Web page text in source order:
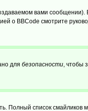
вами сообщении).
о BBCode смотрите
для безопасности, чтобы
Полный список смайликов